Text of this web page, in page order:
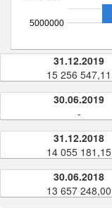
5000000
31.12.2019
15 256 547,11
30.06.2019
-
31.12.2018
14 055 181,15
30.06.2018
13 657 248,00